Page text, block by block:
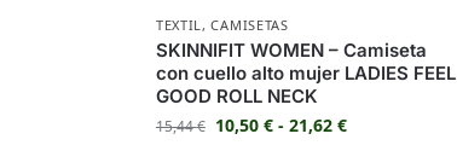
TEXTIL,CAMISETAS
SKINNIFIT WOMEN – Camiseta
con cuello alto mujer LADIES FEEL
GOOD ROLL NECK
15,44€ 10,50 € - 21,62 €